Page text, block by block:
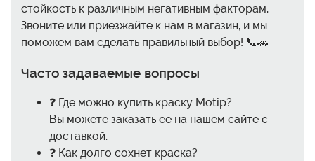
стойкость к различным негативным факторам.
Звоните или приезжайте к нам в магазин, и мы
поможем вам сделать правильный выбор! 📞🚗
Часто задаваемые вопросы
❓ Где можно купить краску Motip?
Вы можете заказать ее на нашем сайте с
доставкой.
❓ Как долго сохнет краска?